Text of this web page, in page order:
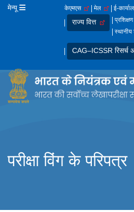
मेन्यू केएमएस मेल ई-
राज्य वित्त प्रशिक्षण
स्थानीय
CAG–ICSSR रिसर्च
परीक्षा विंग के परिपत्र